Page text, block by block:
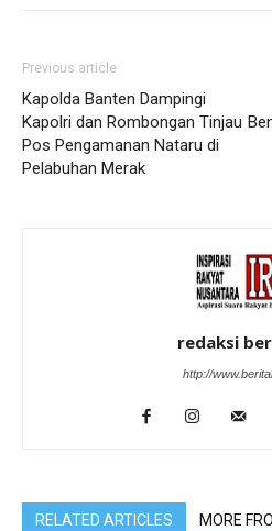
Previous article
Kapolda Banten Dampingi
Kapolri dan Rombongan Tinjau
Pos Pengamanan Nataru di
Pelabuhan Merak
redaksi
http://
RELATED ARTICLES MORE